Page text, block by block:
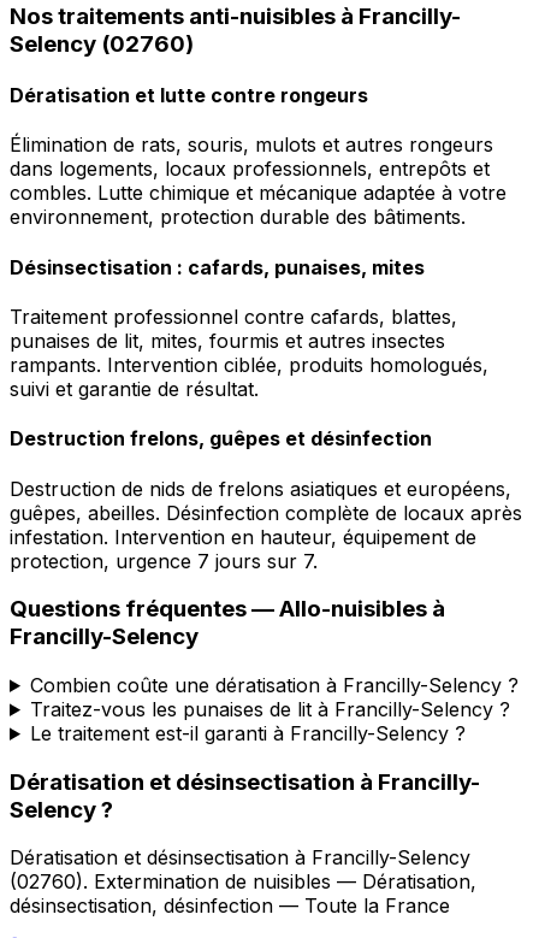
Nos traitements anti-nuisibles à Francilly-
Selency (02760)
Dératisation et lutte contre rongeurs
Élimination de rats, souris, mulots et autres rongeurs
dans logements, locaux professionnels, entrepôts et
combles. Lutte chimique et mécanique adaptée à votre
environnement, protection durable des bâtiments.
Désinsectisation : cafards, punaises, mites
Traitement professionnel contre cafards, blattes,
punaises de lit, mites, fourmis et autres insectes
rampants. Intervention ciblée, produits homologués,
suivi et garantie de résultat.
Destruction frelons, guêpes et désinfection
Destruction de nids de frelons asiatiques et européens,
guêpes, abeilles. Désinfection complète de locaux après
infestation. Intervention en hauteur, équipement de
protection, urgence 7 jours sur 7.
Questions fréquentes —Allo-nuisibles à
Francilly-Selency
Combien coûte une dératisation à Francilly-Selency ?
Traitez-vous les punaises de lit à Francilly-Selency ?
Le traitement est-il garanti à Francilly-Selency ?
Dératisation et désinsectisation à Francilly-
Selency?
Dératisation et désinsectisation à Francilly-Selency
(02760). Extermination de nuisibles — Dératisation,
désinsectisation, désinfection — Toute la France